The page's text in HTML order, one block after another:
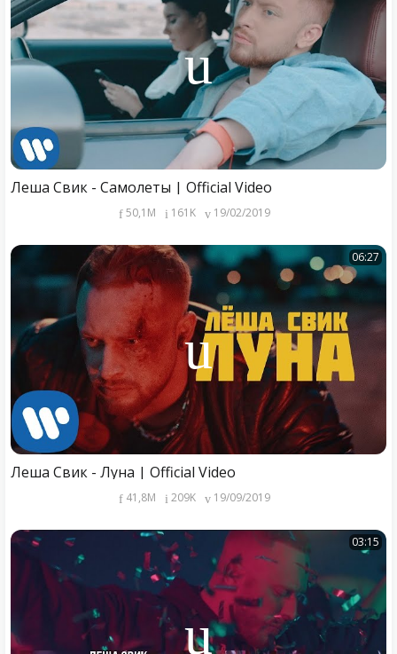
Леша Свик - Самолеты | Official Video
50,1M 161K 19/02/2019
06:27
Леша Свик - Луна | Official Video
41,8M 209K 19/09/2019
03:15